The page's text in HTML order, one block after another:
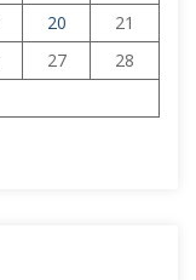
20
21
27
28